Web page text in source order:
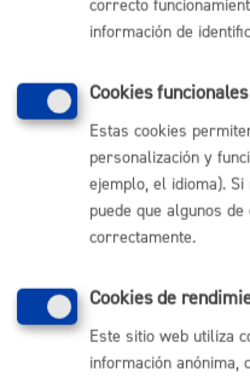
Comunícate con el
Sebastián
(gratuito desde
Buzón de la ciudadanía
Informar de un error en la
correcto
información de
Cookies funcionales
Estas cookies
personalización y
ejemplo, el idioma).
puede que algunos
correctamente.
Cookies de
Este sitio web utiliza
información anónima,